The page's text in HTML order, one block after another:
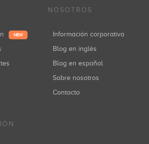
NEW
NOSOTROS
Información corporativa
Blog en inglés
Blog en español
Sobre nosotros
Contacto